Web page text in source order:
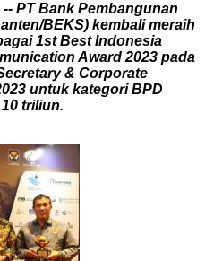
PT Bank Pembangunan
BEKS) kembali meraih
1st Best Indonesia
Award 2023 pada
& Corporate
untuk kategori BPD
triliun.